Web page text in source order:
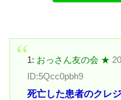
1: おっさん友の会 ★
ID:5Qcc0pbh9
死亡した患者のクレ